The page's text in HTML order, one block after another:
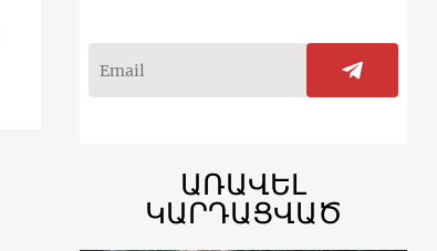
ԱՌԱՎԵԼ
ԿԱՐԴԱՑՎԱԾ